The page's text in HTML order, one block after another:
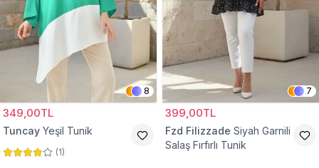
8
349,00TL
Tuncay Yeşil Tunik
(1)
7
399,00TL
Fzd Filizzade Siyah Garnili
Salaş Fırfırlı Tunik